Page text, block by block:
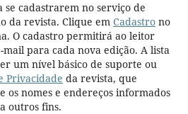
se cadastrarem no serviço de
da revista. Clique em Cadastrono
O cadastro permitirá ao leitor
para cada nova edição. A lista
um nível básico de suporte ou
Privacidade da revista, que
os nomes e endereços informados
outros fins.